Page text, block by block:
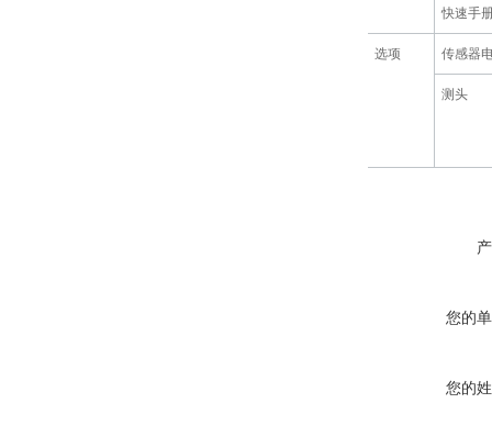
快速手
选项 传感器
测头
您的
您的